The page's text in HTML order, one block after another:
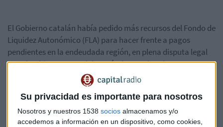
Su privacidad es importante para nosotros
Nosotros y nuestros 1538 socios almacenamos y/o
accedemos a información en un dispositivo, como cookies,
El Gobierno catalán había pedido más recursos del Fondo de
Liquidez Autonómico (FLA) para hacer frente a pagos
pendientes en la endeudada región, en plena disputa legal
con el Gobierno central después de que el Parlamento
catalán aprobase una propuesta que pretende iniciar el
camino hacia la independencia, una medida contra la que el
Gobierno español ha iniciado trámites judiciales.